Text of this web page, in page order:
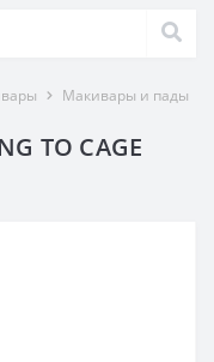
Макивары и пады
TO CAGE